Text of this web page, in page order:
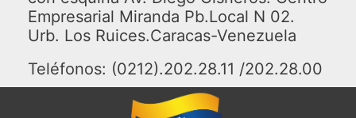
Empresarial Miranda Pb.Local N 02.
Urb. Los Ruices.Caracas-Venezuela
Teléfonos: (0212).202.28.11 /202.28.00